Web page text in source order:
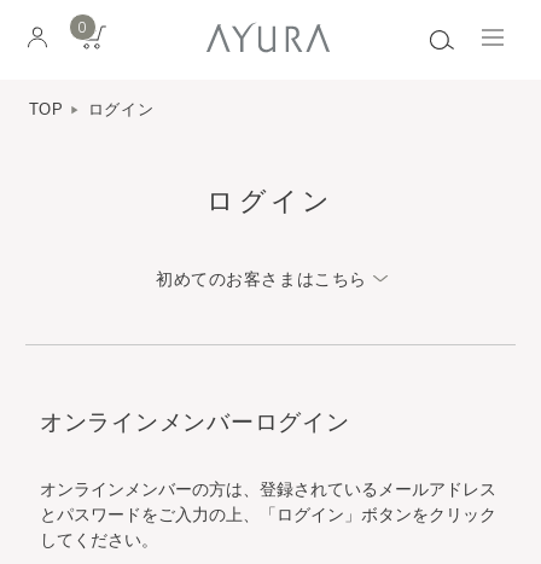
0
TOP ログイン
ログイン
初めてのお客さまはこちら
オンラインメンバーログイン
オンラインメンバーの方は、登録されているメールアドレス
とパスワードをご入力の上、「ログイン」ボタンをクリック
してください。